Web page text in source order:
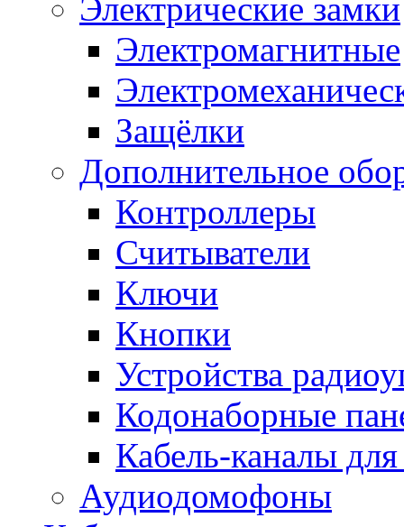
Электрические замки
Электромагнитные
Защёлки
Дополнительное
Контроллеры
Считыватели
Ключи
Кнопки
Устройства
Кодонаборные
Кабель-каналы
Аудиодомофоны